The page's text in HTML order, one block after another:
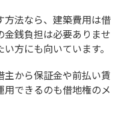
法なら、建築費用は借
銭負担は必要ありませ
方にも向いています。
主から保証金や前払い賃
できるのも借地権のメ